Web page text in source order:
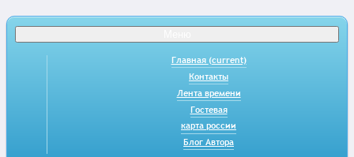
Главная (current)
Контакты
Лента времени
Гостевая
карта россии
Блог Автора